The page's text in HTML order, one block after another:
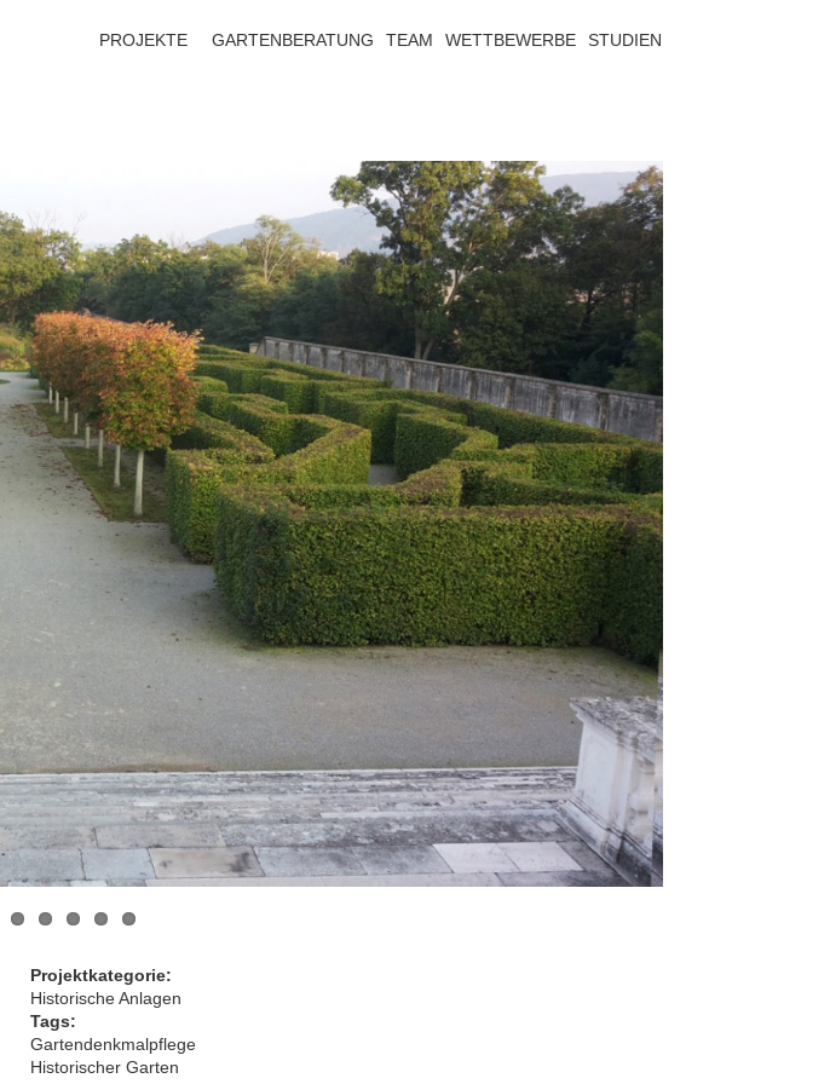
PROJEKTE
GARTENBERATUNG TEAM WETTBEWERBE STUDIEN
Projektkategorie:
Historische Anlagen
Tags:
Gartendenkmalpflege
Historischer Garten